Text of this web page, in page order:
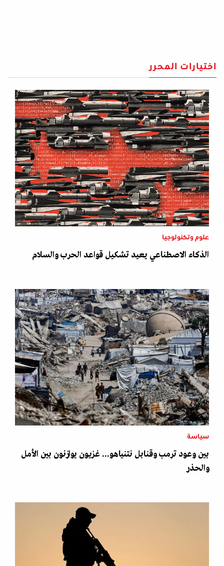
اختيارات المحرر
علوم وتكنولوجيا
الذكاء الاصطناعي يعيد تشكيل قواعد الحرب والسلام
سياسة
بين وعود ترمب وقنابل نتنياهو... غزيون يوازنون بين الأمل
والحذر